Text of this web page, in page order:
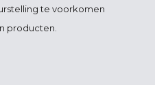
te voorkomen
producten.